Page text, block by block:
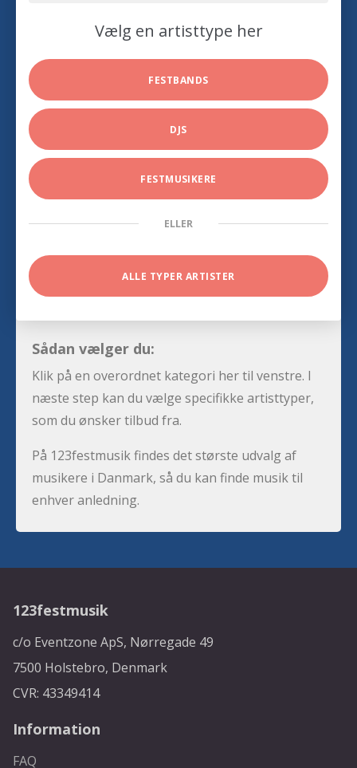
Vælg en artisttype her
FESTBANDS
DJS
FESTMUSIKERE
ELLER
ALLE TYPER ARTISTER
Sådan vælger du:
Klik på en overordnet kategori her til venstre. I
næste step kan du vælge specifikke artisttyper,
som du ønsker tilbud fra.
På 123festmusik findes det største udvalg af
musikere i Danmark, så du kan finde musik til
enhver anledning.
123festmusik
c/o Eventzone ApS, Nørregade 49
7500 Holstebro, Denmark
CVR: 43349414
Information
FAQ